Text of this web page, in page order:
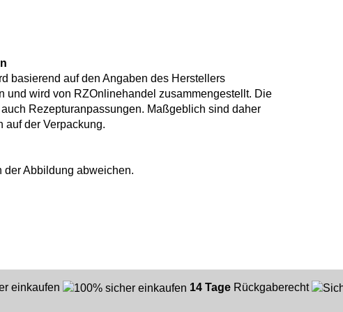
basierend auf den Angaben des Herstellers
und wird von RZOnlinehandel zusammengestellt. Die
Rezepturanpassungen. Maßgeblich sind daher
auf der Verpackung.
der Abbildung abweichen.
einkaufen 14 Tage Rückgaberecht